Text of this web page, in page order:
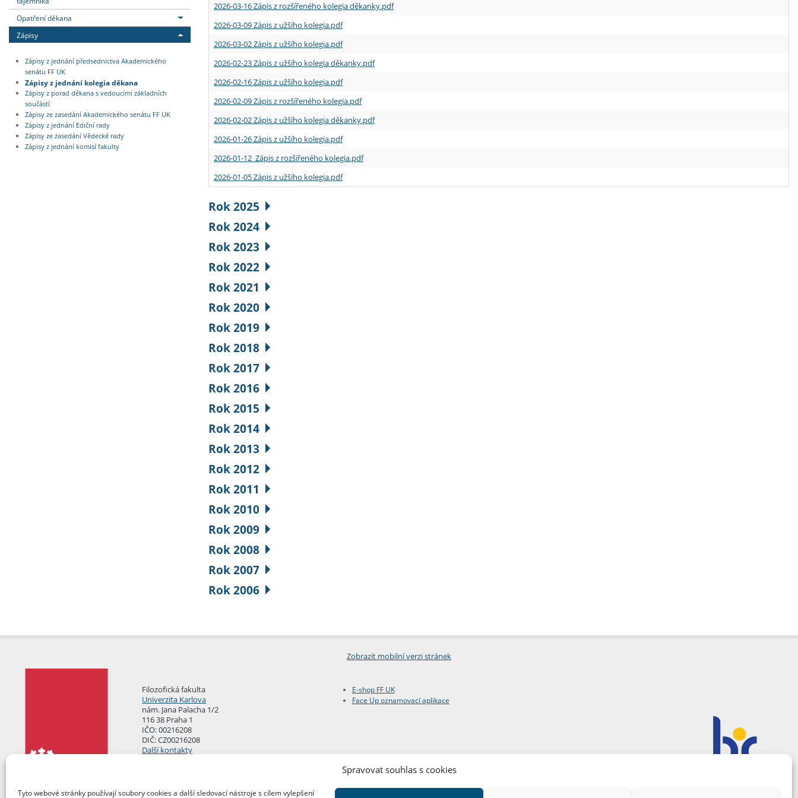
Spravovat souhlas s cookies
Tyto webové stránky používají soubory cookies a další sledovací nástroje s cílem vylepšení
Opatření děkana
Zápisy
Zápisy z jednání předsednictva Akademického
senátu FF UK
Zápisy z jednání kolegia děkana
Zápisy z porad děkana s vedoucími základních
součástí
Zápisy ze zasedání Akademického senátu FF UK
Zápisy z jednání Ediční rady
Zápisy ze zasedání Vědecké rady
Zápisy z jednání komisí fakulty
2026-03-16 Zápis z rozšířeného kolegia děkanky.pdf
2026-03-09 Zápis z užšího kolegia.pdf
2026-03-02 Zápis z užšího kolegia.pdf
2026-02-23 Zápis z užšího kolegia děkanky.pdf
2026-02-16 Zápis z užšího kolegia.pdf
2026-02-09 Zápis z rozšířeného kolegia.pdf
2026-02-02 Zápis z užšího kolegia děkanky.pdf
2026-01-26 Zápis z užšího kolegia.pdf
2026-01-12 Zápis z rozšířeného kolegia.pdf
2026-01-05 Zápis z užšího kolegia.pdf
Rok 2025
Rok 2024
Rok 2023
Rok 2022
Rok 2021
Rok 2020
Rok 2019
Rok 2018
Rok 2017
Rok 2016
Rok 2015
Rok 2014
Rok 2013
Rok 2012
Rok 2011
Rok 2010
Rok 2009
Rok 2008
Rok 2007
Rok 2006
Zobrazit mobilní verzi stránek
Filozofická fakulta
Univerzita Karlova
nám. Jana Palacha 1/2
116 38 Praha 1
IČO: 00216208
DIČ: CZ00216208
Další kontakty
E-shop FF UK
Face Up oznamovací aplikace